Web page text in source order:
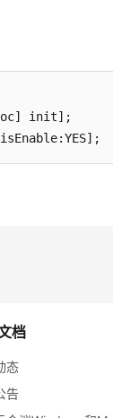
alloc] init];
档
态
告